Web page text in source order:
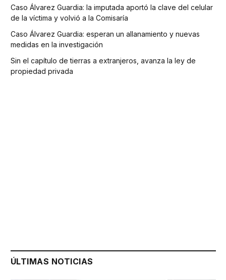
Caso Álvarez Guardia: la imputada aportó la clave del celular
de la víctima y volvió a la Comisaría
Caso Álvarez Guardia: esperan un allanamiento y nuevas
medidas en la investigación
Sin el capítulo de tierras a extranjeros, avanza la ley de
propiedad privada
ÚLTIMAS NOTICIAS